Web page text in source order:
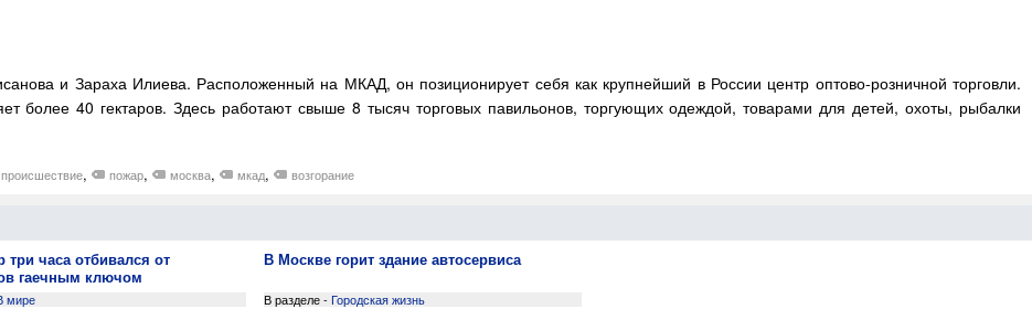
и Зараха Илиева. Расположенный на МКАД, он позиционирует себя как крупнейший в России центр оптово-розничной торговли.
более 40 гектаров. Здесь работают свыше 8 тысяч торговых павильонов, торгующих одеждой, товарами для детей, охоты, рыбалки
происшествие, пожар, москва, мкад, возгорание
три часа отбивался от
гаечным ключом
мире
В Москве горит здание автосервиса
В разделе - Городская жизнь